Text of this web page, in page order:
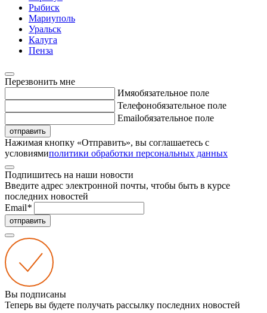
Рыбиск
Мариуполь
Уральск
Калуга
Пенза
Перезвонить мне
Имяобязательное поле
Телефонобязательное поле
Emailобязательное поле
отправить
Нажимая кнопку «Отправить», вы соглашаетесь с
условиямиполитики обработки персональных данных
Подпишитесь на наши новости
Введите адрес электронной почты, чтобы быть в курсе
последних новостей
Email*
отправить
Вы подписаны
Теперь вы будете получать рассылку последних новостей